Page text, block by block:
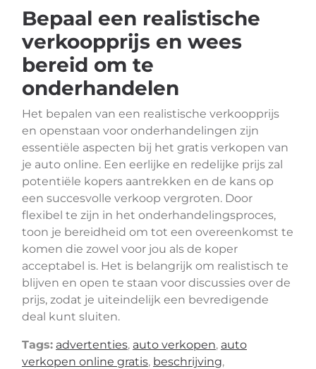
Bepaal een realistische
verkoopprijs en wees
bereid om te
onderhandelen
Het bepalen van een realistische verkoopprijs
en openstaan voor onderhandelingen zijn
essentiële aspecten bij het gratis verkopen van
je auto online. Een eerlijke en redelijke prijs zal
potentiële kopers aantrekken en de kans op
een succesvolle verkoop vergroten. Door
flexibel te zijn in het onderhandelingsproces,
toon je bereidheid om tot een overeenkomst te
komen die zowel voor jou als de koper
acceptabel is. Het is belangrijk om realistisch te
blijven en open te staan voor discussies over de
prijs, zodat je uiteindelijk een bevredigende
deal kunt sluiten.
Tags: advertenties, auto verkopen, auto
verkopen online gratis, beschrijving,